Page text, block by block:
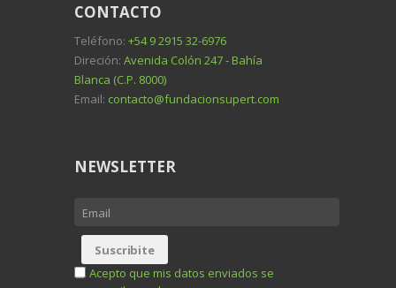
CONTACTO
Teléfono: +54 9 2915 32-6976
Direción: Avenida Colón 247 - Bahía
Blanca (C.P. 8000)
Email: contacto@fundacionsupert.com
NEWSLETTER
Acepto que mis datos enviados se